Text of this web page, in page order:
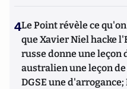
4Le Point révèle ce
que Xavier Niel hacke
russe donne une leçon
australien une leçon
DGSE une